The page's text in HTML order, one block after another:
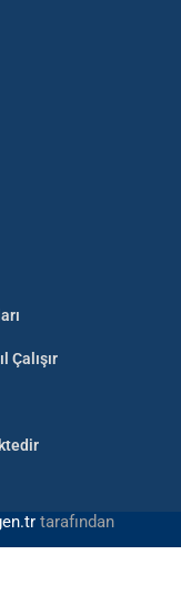
Çalışır
tarafından